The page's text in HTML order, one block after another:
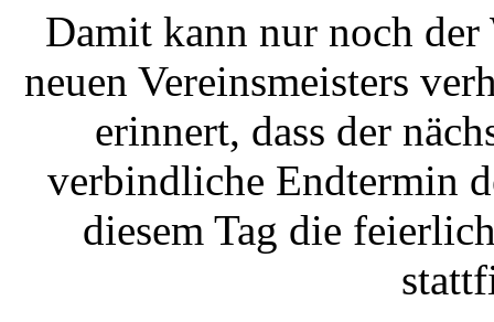
Damit kann nur noch
neuen Vereinsmeisters
erinnert, dass der
verbindliche Endtermin
diesem Tag die